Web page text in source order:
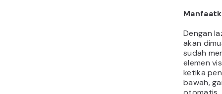
Dengan
akan
sudah
elemen
ketika
bawah,